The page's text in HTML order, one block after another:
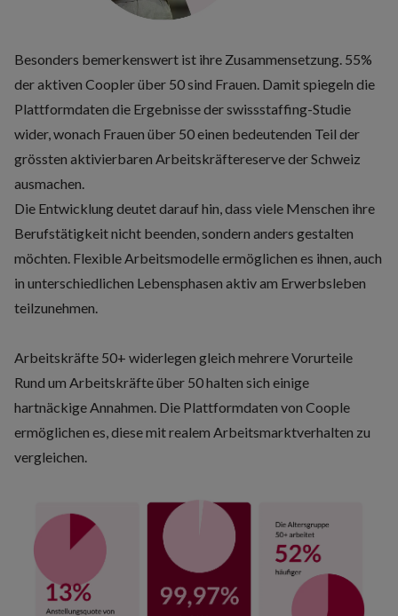
Besonders bemerkenswert ist ihre Zusammensetzung. 55%
der aktiven Coopler über 50 sind Frauen. Damit spiegeln die
Plattformdaten die Ergebnisse der swissstaffing-Studie
wider, wonach Frauen über 50 einen bedeutenden Teil der
grössten aktivierbaren Arbeitskräftereserve der Schweiz
ausmachen.
Die Entwicklung deutet darauf hin, dass viele Menschen ihre
Berufstätigkeit nicht beenden, sondern anders gestalten
möchten. Flexible Arbeitsmodelle ermöglichen es ihnen, auch
in unterschiedlichen Lebensphasen aktiv am Erwerbsleben
teilzunehmen.
Arbeitskräfte 50+ widerlegen gleich mehrere Vorurteile
Rund um Arbeitskräfte über 50 halten sich einige
hartnäckige Annahmen. Die Plattformdaten von Coople
ermöglichen es, diese mit realem Arbeitsmarktverhalten zu
vergleichen.